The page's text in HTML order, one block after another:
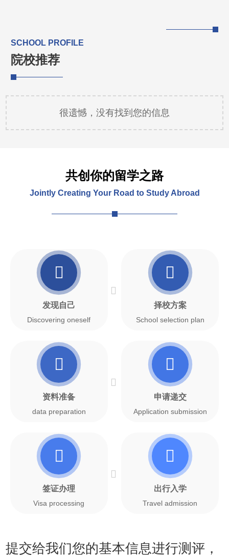
SCHOOL PROFILE
院校推荐
很遗憾，没有找到您的信息
共创你的留学之路
Jointly Creating Your Road to Study Abroad
发现自己
Discovering oneself
择校方案
School selection plan
资料准备
data preparation
申请递交
Application submission
签证办理
Visa processing
出行入学
Travel admission
提交给我们您的基本信息进行测评，